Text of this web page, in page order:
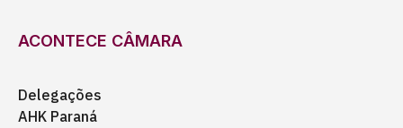
ACONTECE CÂMARA
Delegações
AHK Paraná